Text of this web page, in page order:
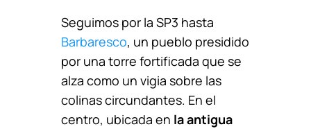
Seguimos por la SP3 hasta
Barbaresco, un pueblo presidido
por una torre fortificada que se
alza como un vigia sobre las
colinas circundantes. En el
centro, ubicada en la antigua